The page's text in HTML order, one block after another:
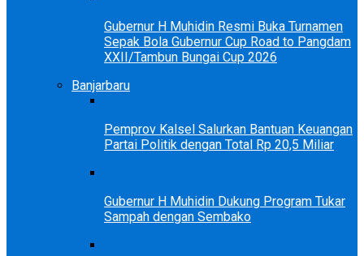
Gubernur H Muhidin Resmi Buka Turnamen
Sepak Bola Gubernur Cup Road to Pangdam
XXII/Tambun Bungai Cup 2026
Banjarbaru
Pemprov Kalsel Salurkan Bantuan Keuangan
Partai Politik dengan Total Rp 20,5 Miliar
Gubernur H Muhidin Dukung Program Tukar
Sampah dengan Sembako